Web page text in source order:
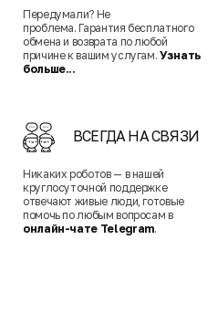
Передумали? Не
проблема. Гарантия бесплатного
обмена и возврата по любой
причине к вашим услугам. Узнать
больше...
ВСЕГДА НА СВЯЗИ
Никаких роботов — в нашей
круглосуточной поддержке
отвечают живые люди, готовые
помочь по любым вопросам в
онлайн-чате Telegram.